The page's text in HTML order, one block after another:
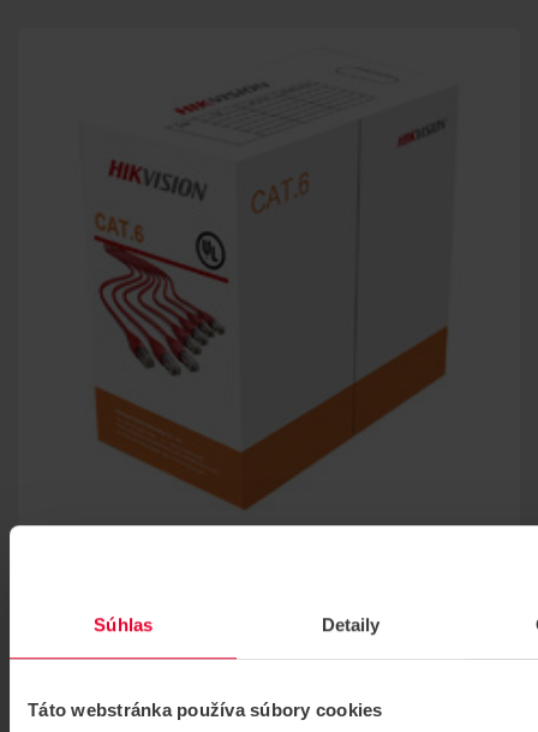
Súhlas Detaily
Táto webstránka používa súbory cookies